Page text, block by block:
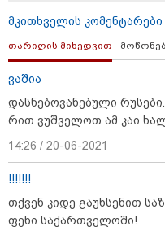
11:36 / 08-08-2026
ადამიანი
ეძებენ
მკითხველის კომენტარები
თარიღის მიხედვით
ვაშია
დასნებოვანებული
რით ვუშველოთ ამ კაი
14:26 / 20-06-2021
!!!!!!!
თქვენ კიდე გაუხსენით
ფეხი საქართველოში!